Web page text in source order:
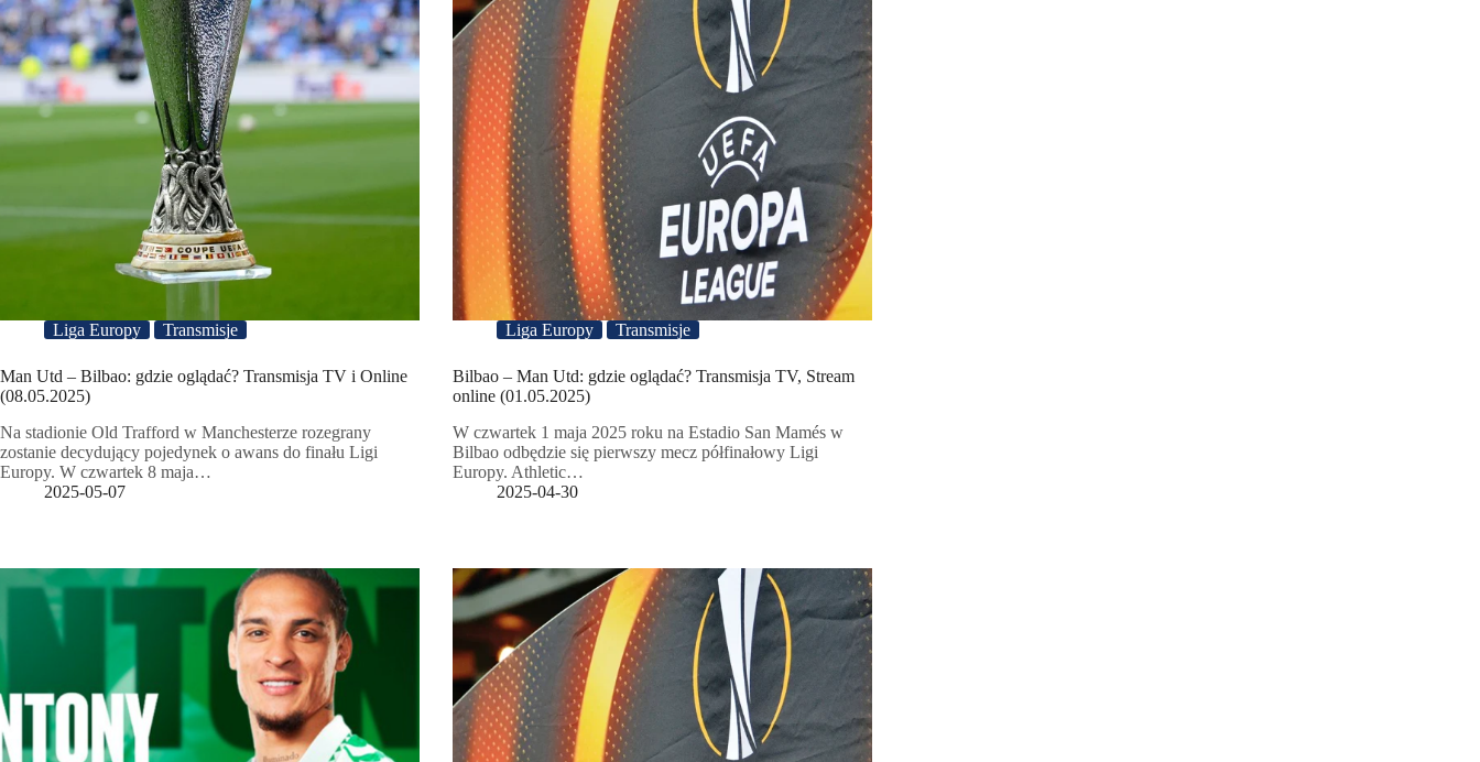
Liga Europy Transmisje
Man Utd – Bilbao: gdzie oglądać? Transmisja TV i Online
(08.05.2025)
Na stadionie Old Trafford w Manchesterze rozegrany
zostanie decydujący pojedynek o awans do finału Ligi
Europy. W czwartek 8 maja…
2025-05-07
Liga Europy Transmisje
Bilbao – Man Utd: gdzie oglądać? Transmisja TV, Stream
online (01.05.2025)
W czwartek 1 maja 2025 roku na Estadio San Mamés w
Bilbao odbędzie się pierwszy mecz półfinałowy Ligi
Europy. Athletic…
2025-04-30